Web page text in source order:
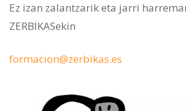
Ez izan zalantzarik eta jarri
ZERBIKASekin
formacion@zerbikas.es